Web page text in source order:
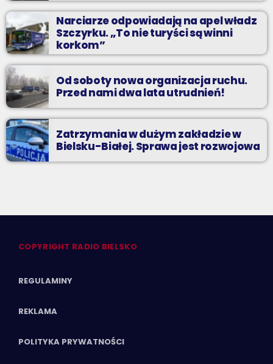
Narciarze odpowiadają na apel władz
Szczyrku. „To nie turyści są winni
korkom”
Od soboty nowa organizacja ruchu.
Przed nami dwa lata utrudnień!
Zatrzymania w dużym zakładzie w
Bielsku-Białej. Sprawa jest rozwojowa
COPYRIGHT RADIO BIELSKO
REGULAMINY
REKLAMA
POLITYKA PRYWATNOŚCI